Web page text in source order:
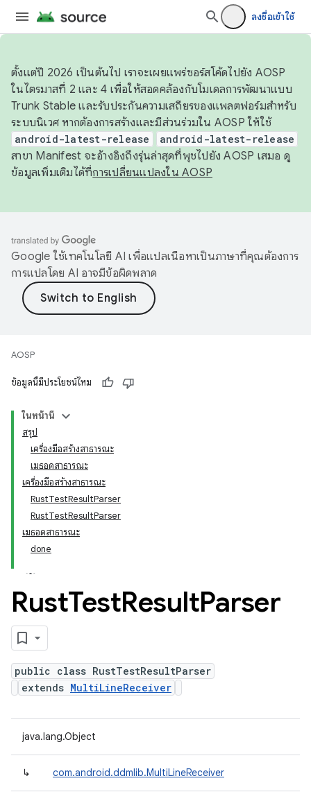
ลงชื่อเข้าใช้
ตั้งแต่ปี 2026 เป็นต้นไป เราจะเผยแพร่ซอร์สโค้ดไปยัง AOSP
ในไตรมาสที่ 2 และ 4 เพื่อให้สอดคล้องกับโมเดลการพัฒนาแบบ
Trunk Stable และรับประกันความเสถียรของแพลตฟอร์มสำหรับ
ระบบนิเวศ หากต้องการสร้างและมีส่วนร่วมใน AOSP ให้ใช้
android-latest-release android-latest-release
สาขา Manifest จะอ้างอิงถึงรุ่นล่าสุดที่พุชไปยัง AOSP เสมอ ดู
ข้อมูลเพิ่มเติมได้ที่การเปลี่ยนแปลงใน AOSP
Google ใช้เทคโนโลยี AI เพื่อแปลเนื้อหาเป็นภาษาที่คุณต้องการ
การแปลโดย AI อาจมีข้อผิดพลาด
AOSP
ข้อมูลนี้มีประโยชน์ไหม
ในหน้านี้
สรุป
เครื่องมือสร้างสาธารณะ
เมธอดสาธารณะ
เครื่องมือสร้างสาธารณะ
RustTestResultParser
RustTestResultParser
เมธอดสาธารณะ
done
RustTestResultParser
public class RustTestResultParser
extends MultiLineReceiver
java.lang.Object
↳ com.android.ddmlib.MultiLineReceiver